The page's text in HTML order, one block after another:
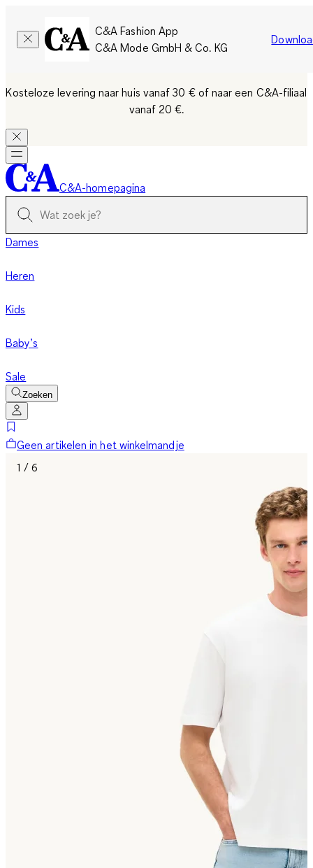
C&A Fashion App
C&A Mode GmbH & Co. KG
Kosteloze levering naar huis vanaf 30 € of naar een C&A-filiaal
vanaf 20 €.
C&A-homepagina
Dames
Heren
Kids
Baby’s
Sale
Zoeken
Geen artikelen in het winkelmandje
1 / 6